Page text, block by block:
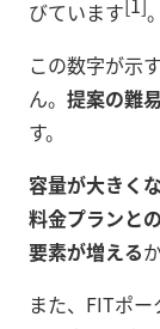
びています
。
この数字が示
ん。 提案の難
す。
容量が大きく
料金プランと
要素が増える
また、FITポー